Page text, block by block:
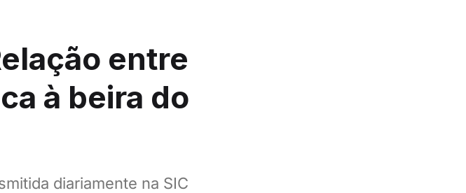
entre
à beira do
diariamente na SIC